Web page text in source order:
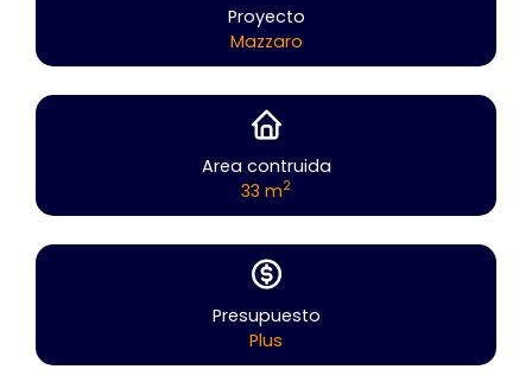
Proyecto
Mazzaro
Area contruida
33 m2
Presupuesto
Plus